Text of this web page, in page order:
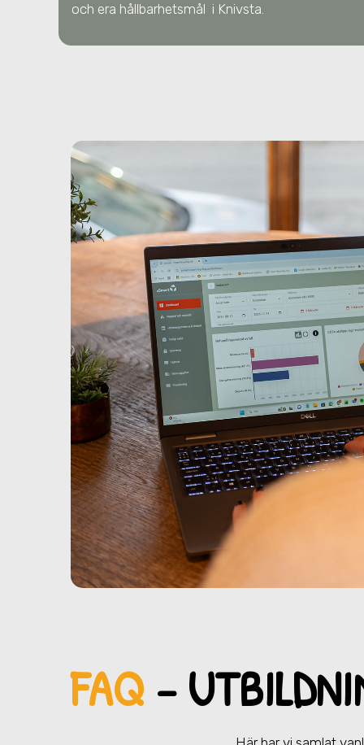
och era hållbarhetsmål i Knivsta.
FAQ–